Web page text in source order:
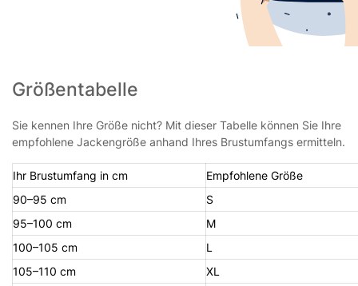
Größentabelle
Sie kennen Ihre Größe nicht? Mit dieser Tabelle können Sie Ihre
empfohlene Jackengröße anhand Ihres Brustumfangs ermitteln.
Ihr Brustumfang in cm
Empfohlene Größe
90–95 cm
S
95–100 cm
M
100–105 cm
L
105–110 cm
XL